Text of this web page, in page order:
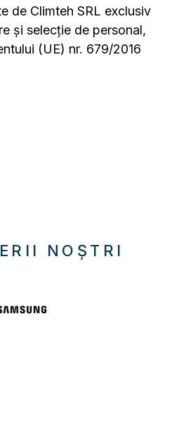
de Climteh SRL exclusiv
și selecție de personal,
(UE) nr. 679/2016
NOȘTRI